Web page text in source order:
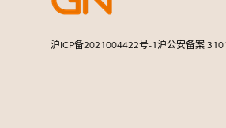
沪ICP备2021004422号-1沪公安备案